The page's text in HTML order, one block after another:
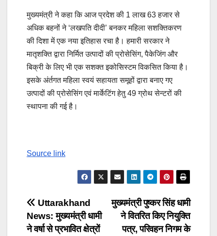
मुख्यमंत्री ने कहा कि आज प्रदेश की 1 लाख 63 हजार से
अधिक बहनों ने ‘लखपति दीदी’ बनकर महिला सशक्तिकरण
की दिशा में एक नया इतिहास रचा है। हमारी सरकार ने
मातृशक्ति द्वारा निर्मित उत्पादों की प्रोसेसिंग, पैकेजिंग और
बिक्री के लिए भी एक सशक्त इकोसिस्टम विकसित किया है।
इसके अंर्तगत महिला स्वयं सहायता समूहों द्वारा बनाए गए
उत्पादों की प्रोसेसिंग एवं मार्केटिंग हेतु 49 ग्रोथ सेन्टरों की
स्थापना की गई है।
Source link
Post
navigation
मुख्यमंत्री पुष्कर सिंह धामी
ने वितरित किए नियुक्ति
पत्र, परिवहन निगम के
Uttarakhand
News: मुख्यमंत्री धामी
ने वर्षा से प्रभावित क्षेत्रों